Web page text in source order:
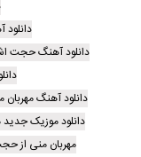
دانلود آهنگ حجت
دانلود آهنگ
دانلود موزیک
مهربان منی از